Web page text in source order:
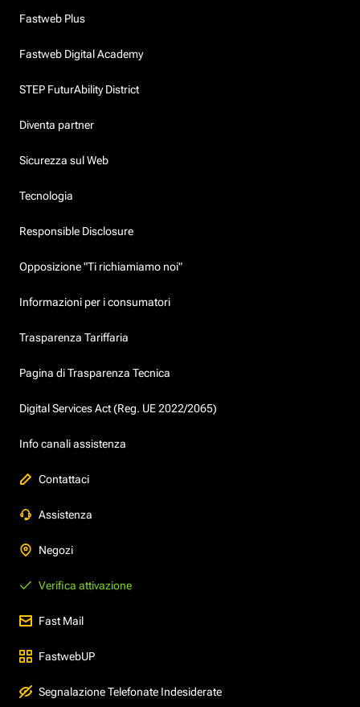
Fastweb Plus
Fastweb Digital Academy
STEP FuturAbility District
Diventa partner
Sicurezza sul Web
Tecnologia
Responsible Disclosure
Opposizione "Ti richiamiamo noi"
Informazioni per i consumatori
Trasparenza Tariffaria
Pagina di Trasparenza Tecnica
Digital Services Act (Reg. UE 2022/2065)
Info canali assistenza
Contattaci
Assistenza
Negozi
Verifica attivazione
Fast Mail
FastwebUP
Segnalazione Telefonate Indesiderate